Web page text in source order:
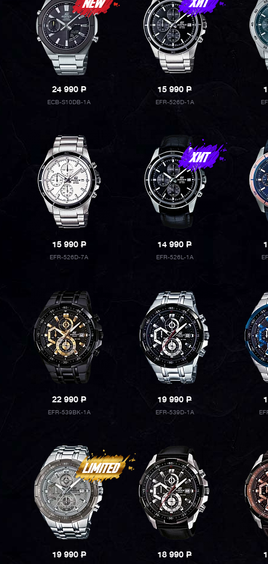
24 990P
ECB-S10DB-1A
15 990P
EFR-526D-1A
15 990P
EFR-526D-7A
14 990P
EFR-526L-1A
22 990P
EFR-539BK-1A
19 990P
EFR-539D-1A
19 990P 18 990P